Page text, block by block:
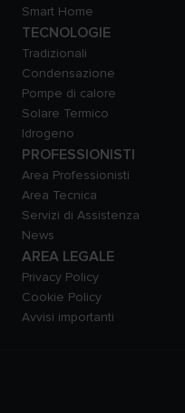
Smart Home
TECNOLOGIE
Tradizionali
Condensazione
Pompe di calore
Solare Termico
Idrogeno
PROFESSIONISTI
Area Professionisti
Area Tecnica
Servizi di Assistenza
News
AREA LEGALE
Privacy Policy
Cookie Policy
Avvisi importanti